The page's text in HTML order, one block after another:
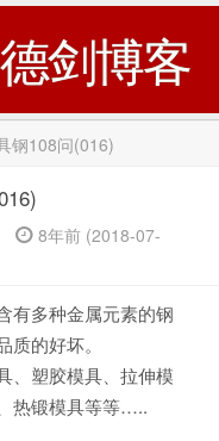
剑博客
钢108问(016)
8年前 (2018-07-
有多种金属元素的钢
的好坏。
、塑胶模具、拉伸模
热锻模具等等…..